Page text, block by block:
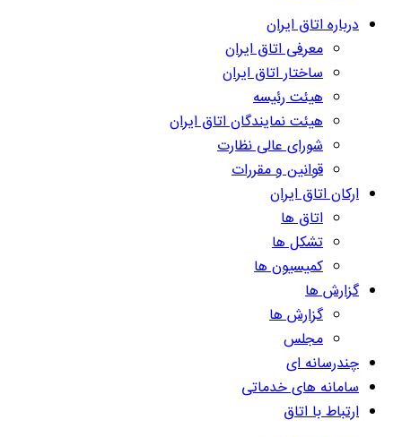
درباره اتاق ایران
معرفی اتاق ایران
ساختار اتاق ایران
هیئت رئیسه
هیئت نمایندگان اتاق ایران
شورای عالی نظارت
قوانین و مقررات
ارکان اتاق ایران
اتاق ها
تشکل ها
کمیسیون ها
گزارش ها
گزارش ها
مجلس
چندرسانه ای
سامانه های خدماتی
ارتباط با اتاق